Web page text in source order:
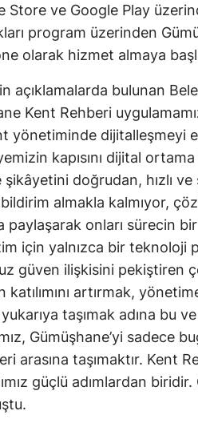
Store ve Google Play
program üzerinden
olarak hizmet almaya
açıklamalarda bulunan
Kent Rehberi
yönetiminde dijitalleşmeyi
kapısını dijital ortama
doğrudan, hızlı ve
bildirim almakla kalmıyor,
paylaşarak onları sürecin
için yalnızca bir teknoloji
güven ilişkisini pekiştiren
katılımını artırmak,
taşımak adına bu
Gümüşhane’yi sadece
arasına taşımaktır. Kent
güçlü adımlardan biridir.